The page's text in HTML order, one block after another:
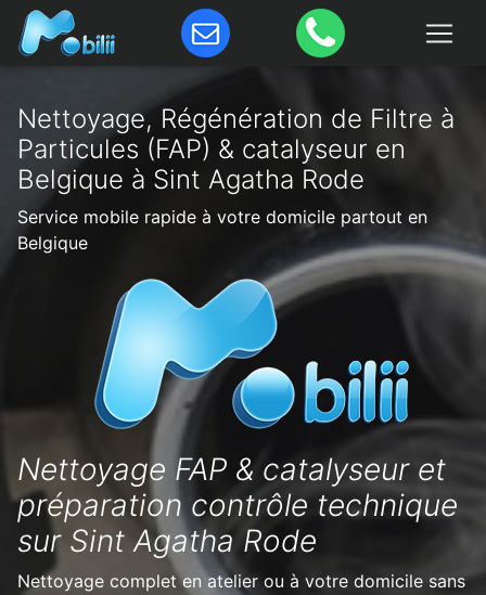
Nettoyage, Régénération de Filtre à
Particules (FAP) & catalyseur en
Belgique à Sint Agatha Rode
Service mobile rapide à votre domicile partout en
Belgique
Nettoyage FAP & catalyseur et
préparation contrôle technique
sur Sint Agatha Rode
Nettoyage complet en atelier ou à votre domicile sans